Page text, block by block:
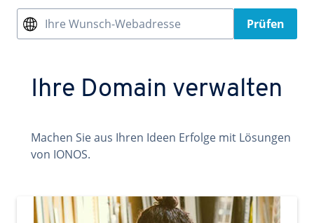
Ihre Wunsch-Webadresse Prüfen
Ihre Domain verwalten
Machen Sie aus Ihren Ideen Erfolge mit Lösungen
von IONOS.